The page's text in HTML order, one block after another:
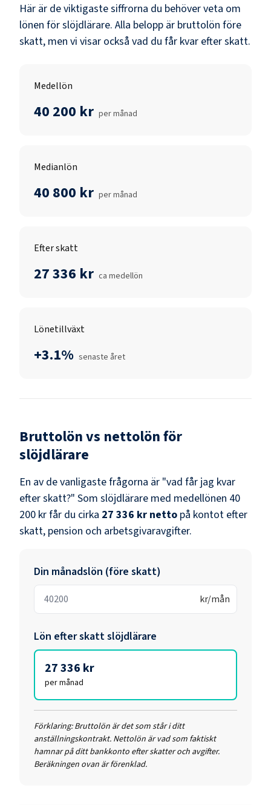
Här är de viktigaste siffrorna du behöver veta om
lönen förslöjdlärare. Alla belopp är bruttolön före
skatt, men vi visar också vad du får kvar efter skatt.
Medellön
40 200 kr per månad
Medianlön
40 800 kr per månad
Efter skatt
27 336 kr ca medellön
Lönetillväxt
+3.1% senaste året
Bruttolön vs nettolön för
slöjdlärare
En av de vanligaste frågorna är "vad får jag kvar
efter skatt?" Som slöjdlärare med medellönen 40
200 krfår du cirka 27 336 kr netto på kontot efter
skatt, pension och arbetsgivaravgifter.
Din månadslön (före skatt)
kr/mån
Lön efter skattslöjdlärare
27 336 kr
per månad
Förklaring: Bruttolön är det som står i ditt
anställningskontrakt. Nettolön är vad som faktiskt
hamnar på ditt bankkonto efter skatter och avgifter.
Beräkningen ovan är förenklad.